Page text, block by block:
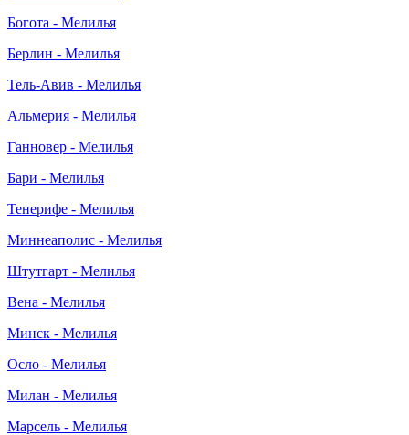
Богота - Мелилья
Берлин - Мелилья
Тель-Авив - Мелилья
Альмерия - Мелилья
Ганновер - Мелилья
Бари - Мелилья
Тенерифе - Мелилья
Миннеаполис - Мелилья
Штутгарт - Мелилья
Вена - Мелилья
Минск - Мелилья
Осло - Мелилья
Милан - Мелилья
Марсель - Мелилья